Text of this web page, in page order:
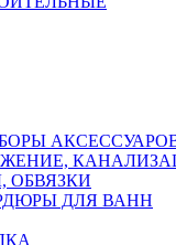
ОБВЯЗКИ
ДЛЯ ВАНН